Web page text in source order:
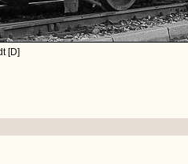
[D]